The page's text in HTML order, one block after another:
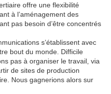
offre une flexibilité
à l’aménagement des
pas besoin d’être concentrés
s’établissent avec
bout du monde. Difficile
pas à organiser le travail, via
de sites de production
Nous gagnerions alors sur